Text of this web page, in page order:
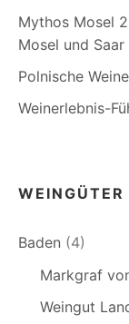
Mythos Mosel
Mosel und Saar
Polnische
Weinerlebnis-
WEINGÜTER
Baden (4)
Markgraf
Weingut